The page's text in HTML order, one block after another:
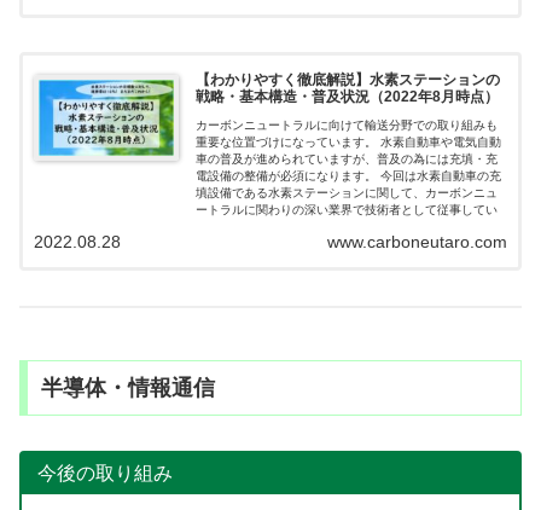
【わかりやすく徹底解説】水素ステーションの
戦略・基本構造・普及状況（2022年8月時点）
カーボンニュートラルに向けて輸送分野での取り組みも
重要な位置づけになっています。 水素自動車や電気自動
車の普及が進められていますが、普及の為には充填・充
電設備の整備が必須になります。 今回は水素自動車の充
填設備である水素ステーションに関して、カーボンニュ
ートラルに関わりの深い業界で技術者として従事してい
ンの普及状況から、今後伸びてくる企業（メーカー）を
www.carboneutaro.com
2022.08.28
半導体・情報通信
今後の取り組み